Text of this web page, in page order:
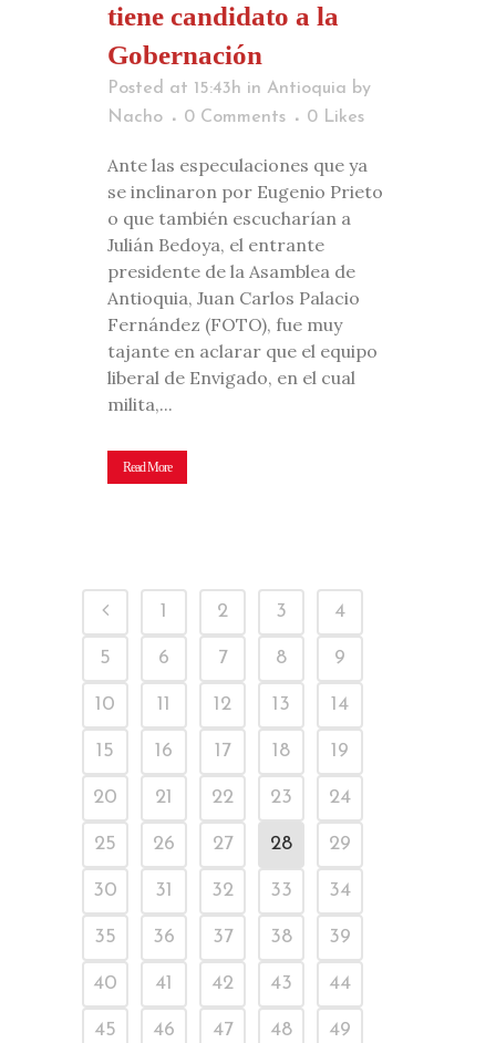
tiene candidato a la
Gobernación
Posted at 15:43h in Antioquia by
Nacho
0 Comments 0 Likes
Ante las especulaciones que ya
se inclinaron por Eugenio Prieto
o que también escucharían a
Julián Bedoya, el entrante
presidente de la Asamblea de
Antioquia, Juan Carlos Palacio
Fernández (FOTO), fue muy
tajante en aclarar que el equipo
liberal de Envigado, en el cual
milita,...
Read More
1 2 3 4
5 6 7 8 9
10 11 12 13 14
15 16 17 18 19
20 21 22 23 24
25 26 27 28 29
30 31 32 33 34
35 36 37 38 39
40 41 42 43 44
45 46 47 48 49